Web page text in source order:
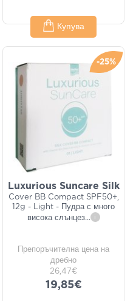
Купува
-25%
Luxurious Suncare Silk
Cover BB Compact SPF50+,
12g - Light - Пудра с много
висока слънцез... i
Препоръчителна цена на
дребно
26,47€
19,85€